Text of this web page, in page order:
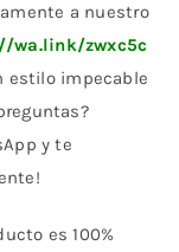
a nuestro
wa.link/zwxc5c
estilo impecable
y te
es 100%